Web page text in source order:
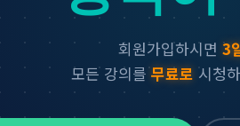
회원가입하시면 3
모든 강의를무료로 시청